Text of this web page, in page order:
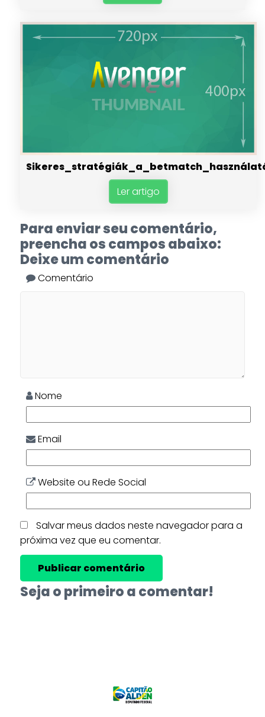
Ler artigo
Para enviar seu comentário,
preencha os campos abaixo:
Deixe um comentário
Comentário
Nome
Email
Website ou Rede Social
Salvar meus dados neste navegador para a
próxima vez que eu comentar.
Seja o primeiro a comentar!